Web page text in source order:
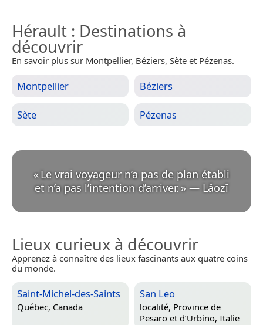
Hérault : Destinations à
découvrir
En savoir plus sur Montpellier, Béziers, Sète et Pézenas.
Montpellier Béziers
Sète Pézenas
«Le vrai voyageur n’a pas de plan établi
et n’a pas l’intention d’arriver. » — Lǎozǐ
Lieux curieux à découvrir
Apprenez à connaître des lieux fascinants aux quatre coins
du monde.
Saint-Michel-des-Saints
Québec, Canada
San Leo
localité, Province de
Pesaro et d’Urbino, Italie